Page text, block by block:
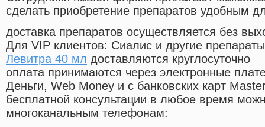
сделать приобретение препаратов удобным
доставка препаратов осуществляется без
Для VIP клиентов: Сиалис и другие
Левитра 40 мл доставляются круглосуточно
оплата принимаются через электронные
Деньги, Web Money и с банковских карт
бесплатной консультации в любое время
многоканальным телефонам: